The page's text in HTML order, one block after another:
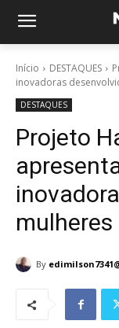
Início DESTAQUES
inovadoras
DESTAQUES
Projeto
mulheres
By